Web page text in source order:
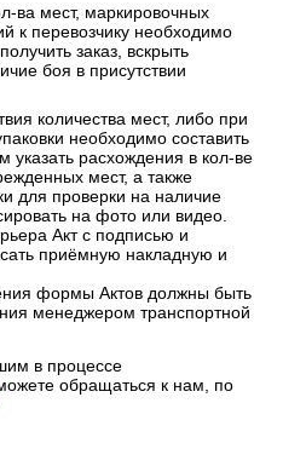
ва мест, маркировочных
к перевозчику необходимо
заказ, вскрыть
боя в присутствии
количества мест, либо при
необходимо составить
указать расхождения в кол-ве
мест, а также
для проверки на наличие
на фото или видео.
Акт с подписью и
приёмную накладную и
формы Актов должны быть
менеджером транспортной
в процессе
обращаться к нам, по